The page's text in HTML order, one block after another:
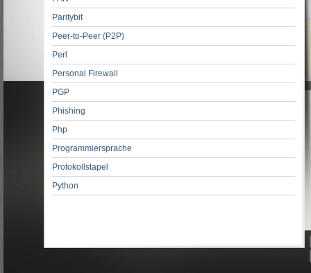
Paritybit
Peer-to-Peer (P2P)
Perl
Personal Firewall
PGP
Phishing
Php
Programmiersprache
Protokollstapel
Python